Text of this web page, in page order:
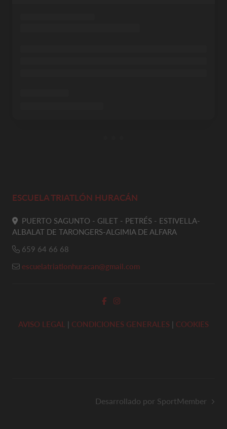
ESCUELA TRIATLÓN HURACÁN
PUERTO SAGUNTO - GILET - PETRÉS - ESTIVELLA-
ALBALAT DE TARONGERS-ALGIMIA DE ALFARA
659 64 66 68
escuelatriatlonhuracan@gmail.com
AVISO LEGAL | CONDICIONES GENERALES | COOKIES
Desarrollado por SportMember